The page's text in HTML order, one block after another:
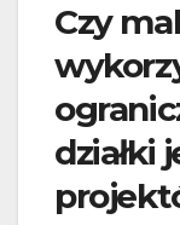
Czy
działki